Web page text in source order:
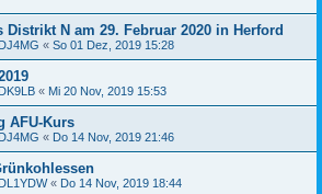
Distrikt N am 29. Februar 2020 in Herford
DJ4MG « So 01 Dez, 2019 15:28
DK9LB « Mi 20 Nov, 2019 15:53
AFU-Kurs
DJ4MG « Do 14 Nov, 2019 21:46
DL1YDW« Do 14 Nov, 2019 18:44